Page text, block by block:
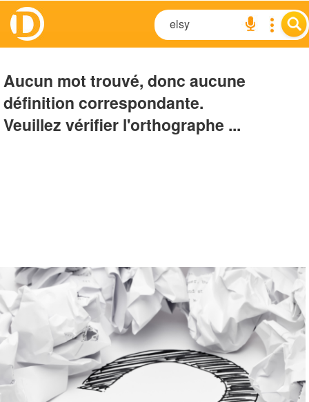
Aucun mot trouvé, donc aucune
définition correspondante.
Veuillez vérifier l'orthographe ...